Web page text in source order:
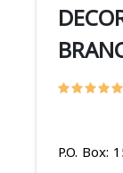
P.O. Box: